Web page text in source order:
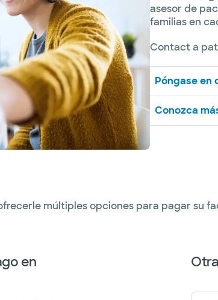
asesor de
familias en
Contact a
Póngase en
Conozca
múltiples opciones para pagar su
en